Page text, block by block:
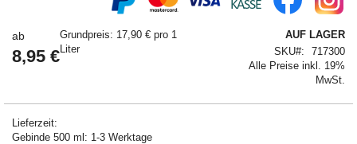
ab
8,95 €
Grundpreis: 17,90 € pro 1
Liter
AUF LAGER
SKU
717300
Alle Preise inkl. 19%
MwSt.
Lieferzeit:
Gebinde 500 ml: 1-3 Werktage
der
Bildergalerie